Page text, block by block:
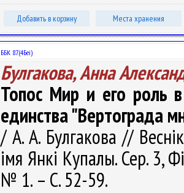
Добавить в корзину Места хранения
ББК 87.(4Беі)
Булгакова, Анна
Топос Мир и его роль в
единства "Вертограда
/ А. А. Булгакова //
імя Янкі Купалы. Сер. 3,
№ 1. – С. 52-59.